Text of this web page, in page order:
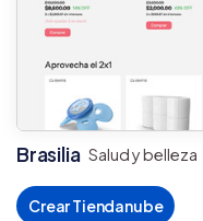
Brasilia Salud y belleza
Crear Tiendanube